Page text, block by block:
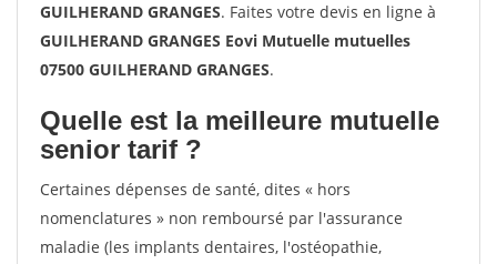
GUILHERAND GRANGES. Faites votre devis en ligne à
GUILHERAND GRANGES Eovi Mutuelle mutuelles
07500 GUILHERAND GRANGES.
Quelle est la meilleure mutuelle
senior tarif ?
Certaines dépenses de santé, dites « hors
nomenclatures » non remboursé par l'assurance
maladie (les implants dentaires, l'ostéopathie,